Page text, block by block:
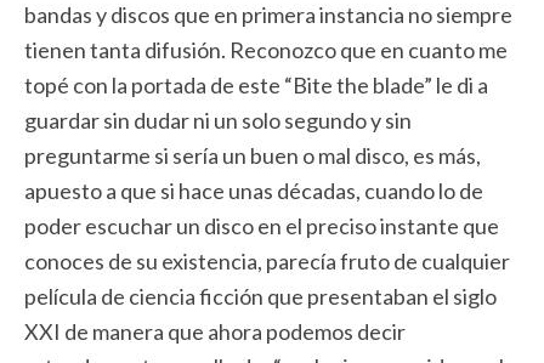
bandas y discos que en primera instancia no siempre
tienen tanta difusión. Reconozco que en cuanto me
topé con la portada de este “Bite the blade” le di a
guardar sin dudar ni un solo segundo y sin
preguntarme si sería un buen o mal disco, es más,
apuesto a que si hace unas décadas, cuando lo de
poder escuchar un disco en el preciso instante que
conoces de su existencia, parecía fruto de cualquier
película de ciencia ficción que presentaban el siglo
XXI de manera que ahora podemos decir